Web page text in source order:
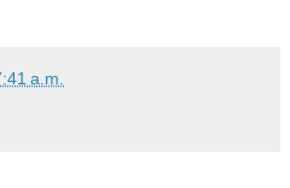
a.m.